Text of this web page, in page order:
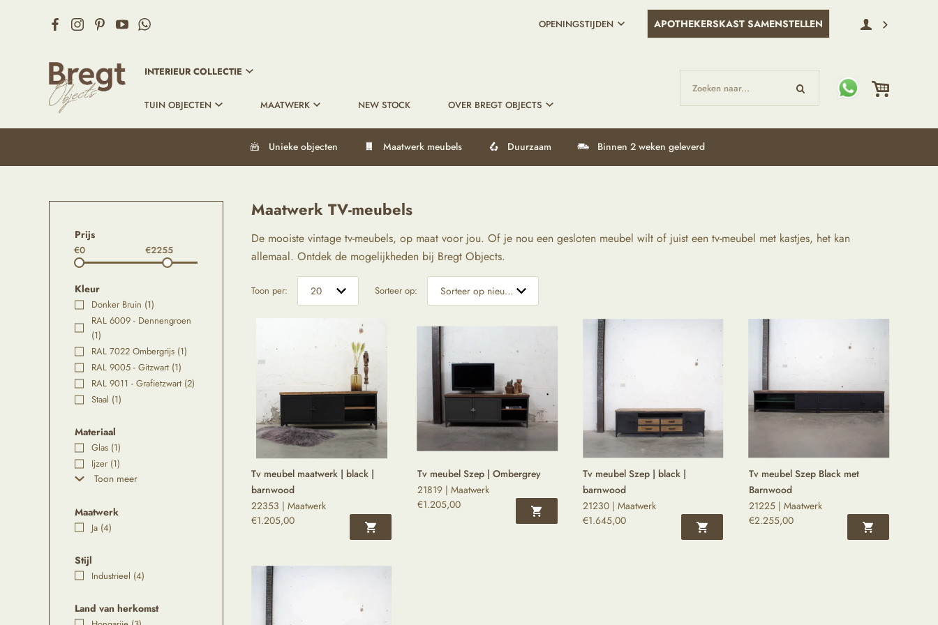
OPENINGSTIJDEN APOTHEKERSKAST SAMENSTELLEN
INTERIEUR COLLECTIE
TUIN OBJECTEN MAATWERK NEW STOCK OVER BREGT OBJECTS
Zoeken naar...
Unieke objecten Maatwerk meubels Duurzaam Binnen 2 weken geleverd
Prijs
€0 €2255
Kleur
Donker Bruin (1)
RAL 6009 - Dennengroen
(1)
RAL 7022 Ombergrijs (1)
RAL 9005 - Gitzwart (1)
RAL 9011 - Grafietzwart (2)
Staal (1)
Materiaal
Glas (1)
Ijzer (1)
Toon meer
Maatwerk
Ja (4)
Stijl
Industrieel (4)
Land van herkomst
Maatwerk TV-meubels
De mooiste vintage tv-meubels, op maat voor jou. Of je nou een gesloten meubel wilt of juist een tv-meubel met kastjes, het kan
allemaal. Ontdek de mogelijkheden bij Bregt Objects.
Toon per: Sorteer op:
Tv meubel maatwerk | black |
barnwood
22353 | Maatwerk
€1.205,00
Tv meubel Szep | Ombergrey
21819 | Maatwerk
€1.205,00
Tv meubel Szep | black |
barnwood
21230 | Maatwerk
€1.645,00
Tv meubel Szep Black met
Barnwood
21225 | Maatwerk
€2.255,00